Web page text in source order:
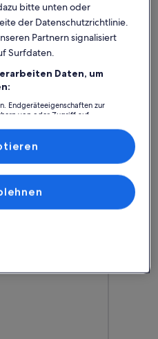
Apartment
deine perfekte
in einem alten Weitere
bitte unten oder
der Datenschutzrichtlinie.
Partnern signalisiert
Surfdaten.
Daten, um
Endgeräteeigenschaften zur
von oder Zugriff auf
und der Performance von Inhalten,
und Verbesserung von